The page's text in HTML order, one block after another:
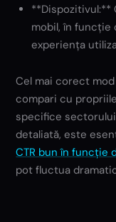
**Dispozitivul:**
mobil, în
experiența
Cel mai corect
compari cu
specifice
detaliată, este
CTR bun în funcție
pot fluctua